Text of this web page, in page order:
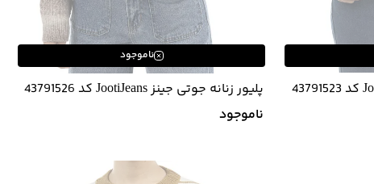
ناموجود
پلیور زنانه جوتی جینز JootiJeans کد 43791526
ناموجود